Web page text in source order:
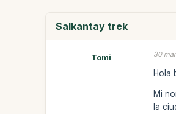
Salkantay trek
Tomi 30
Hola
Mi
la